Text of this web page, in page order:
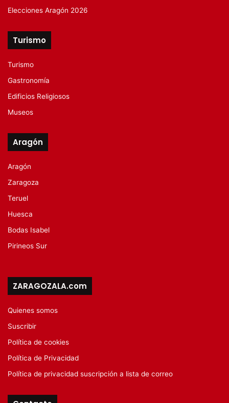
Elecciones Aragón 2026
Turismo
Turismo
Gastronomía
Edificios Religiosos
Museos
Aragón
Aragón
Zaragoza
Teruel
Huesca
Bodas Isabel
Pirineos Sur
ZARAGOZALA.com
Quienes somos
Suscribir
Política de cookies
Política de Privacidad
Política de privacidad suscripción a lista de correo